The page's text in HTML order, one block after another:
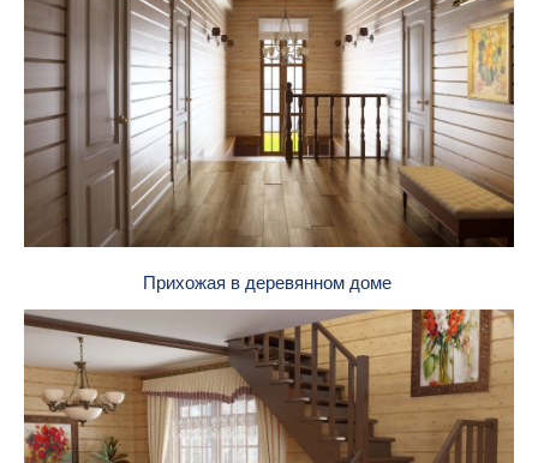
Прихожая в деревянном доме